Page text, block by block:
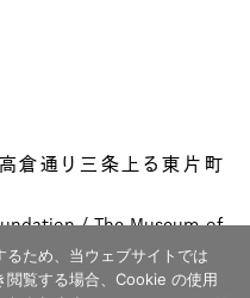
ため、当ウェブサイトでは
覧する場合、Cookie の使用
倉通り三条上る東片町
/ The Museum of